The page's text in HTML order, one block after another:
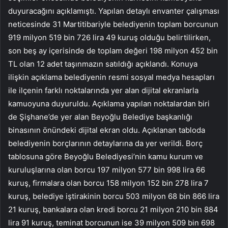
duyuracağını açıklamıştı. Yapılan detaylı envanter çalışması
neticesinde 31 Martitibariyle belediyenin toplam borcunun
919 milyon 519 bin 726 lira 49 kuruş olduğu belirtilirken,
son beş ay içerisinde de toplam değeri 198 milyon 452 bin
TL olan 12 adet taşınmazın satıldığı açıklandı. Konuya
ilişkin açıklama belediyenin resmi sosyal medya hesapları
ile ilçenin farklı noktalarında yer alan dijital ekranlarla
kamuoyuna duyuruldu. Açıklama yapılan noktalardan biri
de Şişhane’de yer alan Beyoğlu Belediye başkanlığı
binasının önündeki dijital ekran oldu. Açıklanan tabloda
belediyenin borçlarının detaylarına da yer verildi. Borç
tablosuna göre Beyoğlu Belediyesi’nin kamu kurum ve
kuruluşlarına olan borcu 197 milyon 577 bin 998 lira 66
kuruş, firmalara olan borcu 158 milyon 152 bin 278 lira 7
kuruş, belediye iştirakinin borcu 503 milyon 68 bin 866 lira
21 kuruş, bankalara olan kredi borcu 21 milyon 210 bin 884
lira 91 kuruş, teminat borcunun ise 39 milyon 509 bin 698